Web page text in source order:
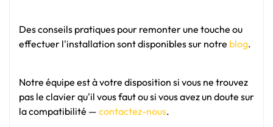
Des conseils pratiques pour remonter une touche ou
effectuer l'installation sont disponibles sur notre blog.
Notre équipe est à votre disposition si vous ne trouvez
pas le clavier qu'il vous faut ou si vous avez un doute sur
la compatibilité — contactez-nous.